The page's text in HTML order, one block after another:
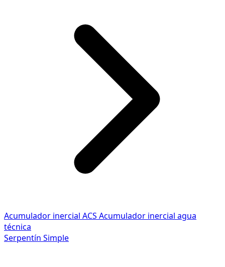
Acumulador inercial ACS Acumulador inercial agua
técnica
Serpentín Simple